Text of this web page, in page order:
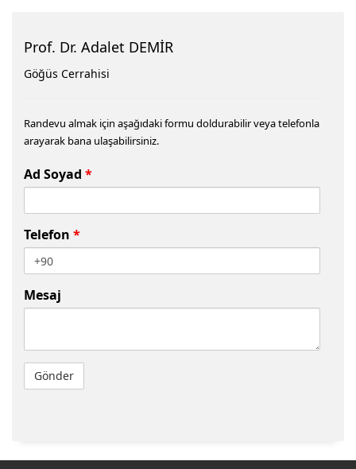
Prof. Dr. Adalet DEMİR
Göğüs Cerrahisi
Randevu almak için aşağıdaki formu doldurabilir veya telefonla
arayarak bana ulaşabilirsiniz.
Ad Soyad *
Telefon *
Mesaj